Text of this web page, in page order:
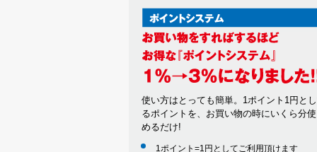
使い方はとっても簡単。1ポイント1円とし
るポイントを、お買い物の時にいくら分
めるだけ!
1ポイント=1円としてご利用頂けます